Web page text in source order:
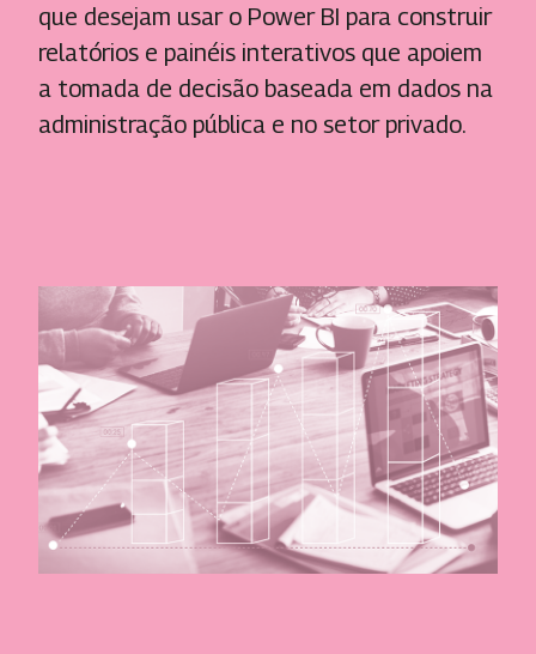
que desejam usar o Power BI para construir
relatórios e painéis interativos que apoiem
a tomada de decisão baseada em dados na
administração pública e no setor privado.